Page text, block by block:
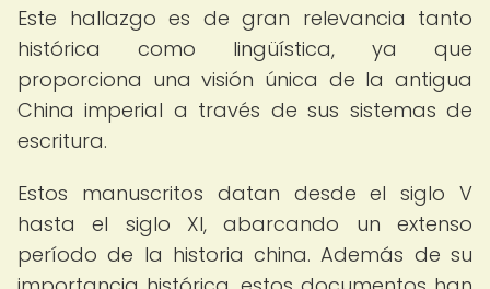
Este hallazgo es de gran relevancia tanto
histórica como lingüística, ya que
proporciona una visión única de la antigua
China imperial a través de sus sistemas de
escritura.
Estos manuscritos datan desde el siglo V
hasta el siglo XI, abarcando un extenso
período de la historia china. Además de su